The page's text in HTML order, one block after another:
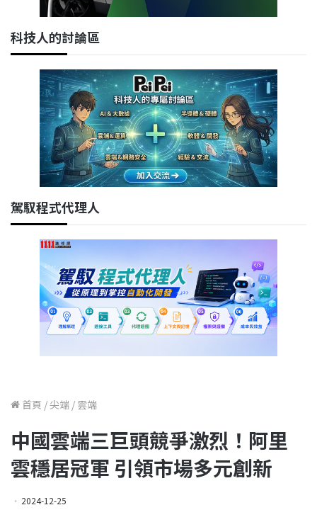
科技人的討論區
駕馭程式代理人